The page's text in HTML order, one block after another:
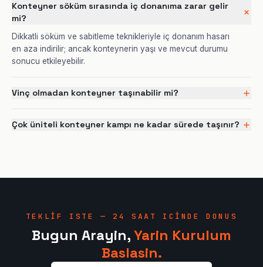
Konteyner söküm sırasında iç donanıma zarar gelir
mi?
Dikkatli söküm ve sabitleme teknikleriyle iç donanım hasarı
en aza indirilir; ancak konteynerin yaşı ve mevcut durumu
sonucu etkileyebilir.
Vinç olmadan konteyner taşınabilir mi?
Çok üniteli konteyner kampı ne kadar sürede taşınır?
TEKLIF ISTE — 24 SAAT ICINDE DONUS
Bugun Arayin,Yarin Kurulum
Baslasin.